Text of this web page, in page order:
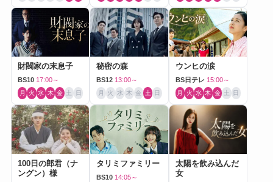
財閥家の末息子
BS10 17:00～
月 火 水 木 金 土 日
秘密の森
BS12 13:00～
月 火 水 木 金 土 日
ウンヒの涙
BS日テレ 15:00～
月 火 水 木 金 土 日
100日の郎君（ナ
ングン）様
タリミファミリー
BS10 14:05～
太陽を飲み込んだ
女